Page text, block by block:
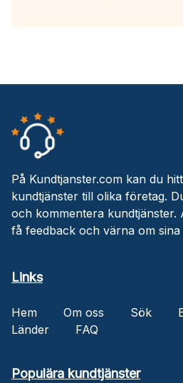
På Kundtjanster.com kan du
kundtjänster till olika företag.
och kommentera
få feedback och värna om sina
Links
Hem Om oss Sök
Länder
FAQ
Populära kundtjänster